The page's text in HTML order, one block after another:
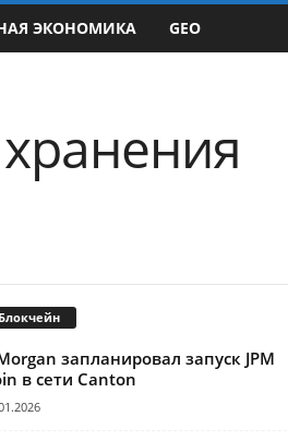
ЭКОНОМИКА GEO
Блокчейн
запланировал запуск JPM
в сети Canton